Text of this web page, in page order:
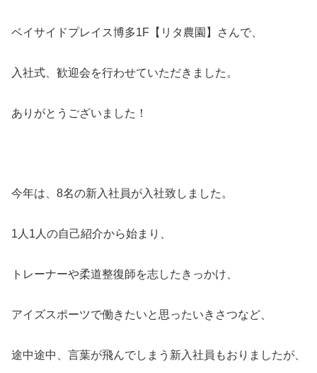
ベイサイドプレイス博多1F【リタ農園】さんで、
入社式、歓迎会を行わせていただきました。
ありがとうございました！
今年は、8名の新入社員が入社致しました。
1人1人の自己紹介から始まり、
トレーナーや柔道整復師を志したきっかけ、
アイズスポーツで働きたいと思ったいきさつなど、
途中途中、言葉が飛んでしまう新入社員もおりましたが、